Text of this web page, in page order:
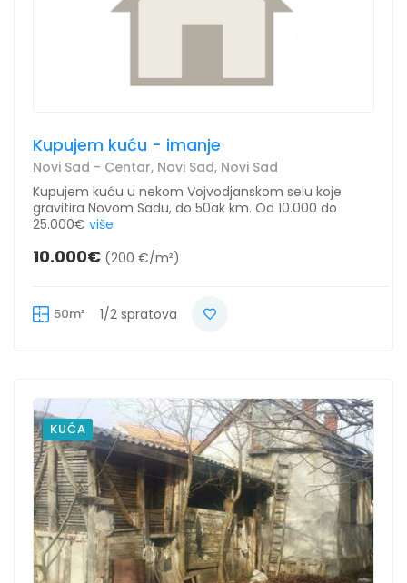
Kupujem kuću - imanje
Novi Sad - Centar, Novi Sad, Novi Sad
Kupujem kuću u nekom Vojvodjanskom selu koje
gravitira Novom Sadu, do 50ak km. Od 10.000 do
25.000€ više
10.000€ (200 €/m²)
50m² 1/2 spratova
KUĆA